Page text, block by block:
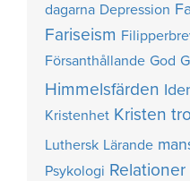
dagarna Depression
Fariseism
Försanthållande God
Himmelsfärden
Kristenhet Kristen tro
Luthersk Lärande
Psykologi Relationer